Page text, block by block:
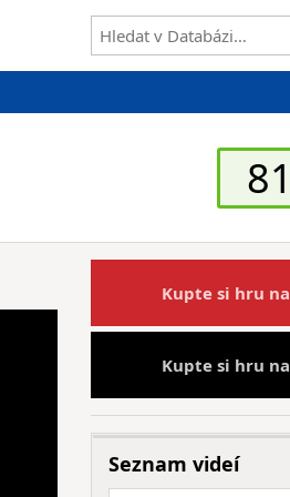
81
Kupte si hru na
Kupte si hru na
Seznam videí